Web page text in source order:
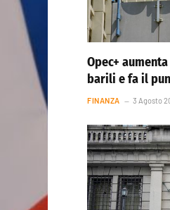
Opec+
barili e fa il
FINANZA 3 Agosto